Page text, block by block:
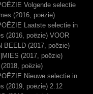
Volgende selectie
(2016, poëzie)
Laatste selectie in
(2016, poëzie) VOOR
BEELD (2017, poëzie)
(2017, poëzie)
(2018, poëzie)
Nieuwe selectie in
(2019, poëzie) 2.12